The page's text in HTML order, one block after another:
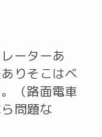
ーターあ
りそこはベ
（路面電車
問題な